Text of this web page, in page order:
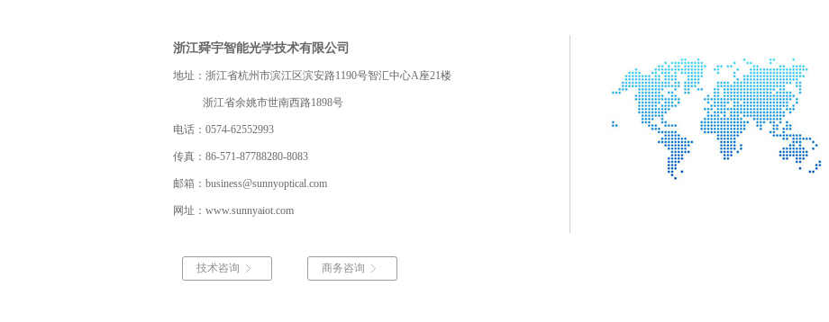
浙江舜宇智能光学技术有限公司
地址：浙江省杭州市滨江区滨安路1190号智汇中心A座21楼
浙江省余姚市世南西路1898号
电话： 0574-62552993
传真： 86-571-87788280-8083
邮箱： business@sunnyoptical.com
网址： www.sunnyaiot.com
技术咨询 商务咨询